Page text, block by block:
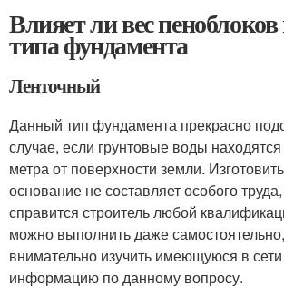
Влияет ли вес
типа фундамента
Ленточный
Данный тип фундамента прекрасно
случае, если грунтовые воды
метра от поверхности земли.
основание не составляет особого
справится строитель любой
можно выполнить даже
внимательно изучить имеющуюся в
информацию по данному вопросу.